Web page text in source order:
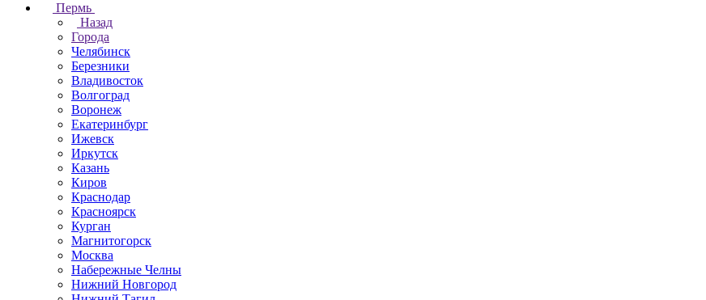
Пермь
Назад
Города
Челябинск
Березники
Владивосток
Волгоград
Воронеж
Екатеринбург
Ижевск
Иркутск
Казань
Киров
Краснодар
Красноярск
Курган
Магнитогорск
Москва
Набережные Челны
Нижний Новгород